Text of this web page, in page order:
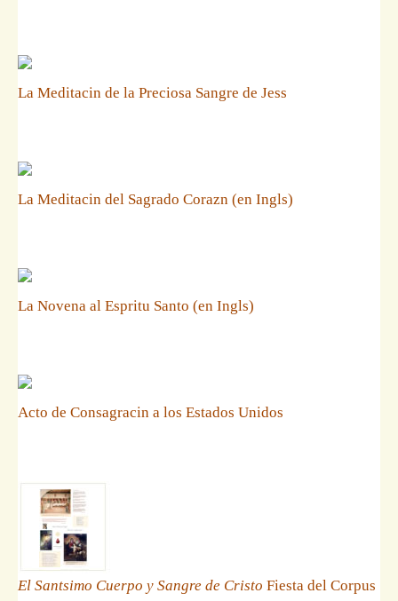
La Meditacin de la Preciosa Sangre de Jess
La Meditacin del Sagrado Corazn (en Ingls)
La Novena al Espritu Santo (en Ingls)
Acto de Consagracin a los Estados Unidos
El Santsimo Cuerpo y Sangre de Cristo Fiesta del Corpus